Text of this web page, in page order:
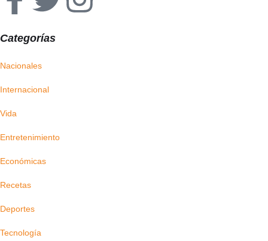
Categorías
Nacionales
Internacional
Vida
Entretenimiento
Económicas
Recetas
Deportes
Tecnología